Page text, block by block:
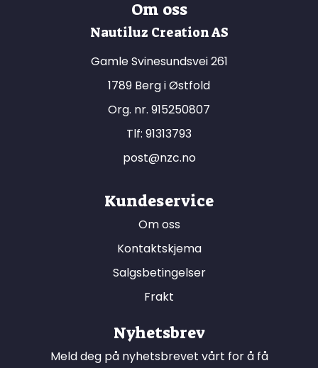
Om oss
Nautiluz Creation AS
Gamle Svinesundsvei 261
1789 Berg i Østfold
Org. nr. 915250807
Tlf: 91313793
post@nzc.no
Kundeservice
Om oss
Kontaktskjema
Salgsbetingelser
Frakt
Nyhetsbrev
Meld deg på nyhetsbrevet vårt for å få